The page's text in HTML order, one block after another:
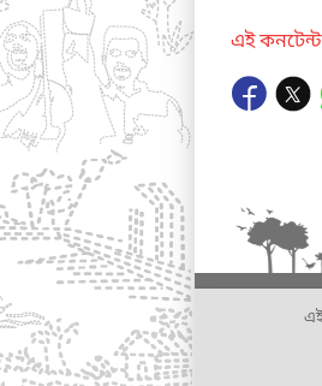
এই